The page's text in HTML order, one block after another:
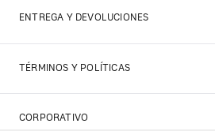
ENTREGA Y DEVOLUCIONES
TÉRMINOS Y POLÍTICAS
CORPORATIVO